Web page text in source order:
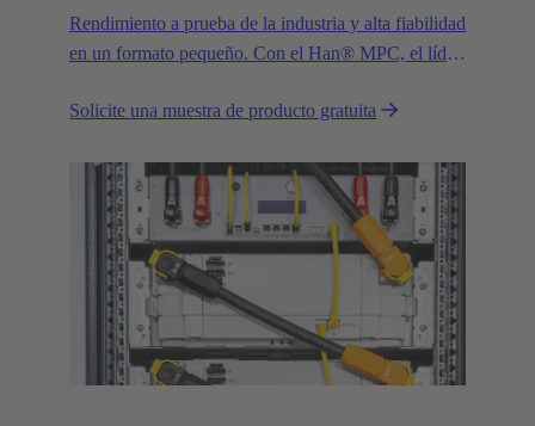
Rendimiento a prueba de la industria y alta fiabilidad
en un formato pequeño. Con el Han® MPC, el líder
presenta el primer conector industrial para drones
Solicite una muestra de producto gratuita